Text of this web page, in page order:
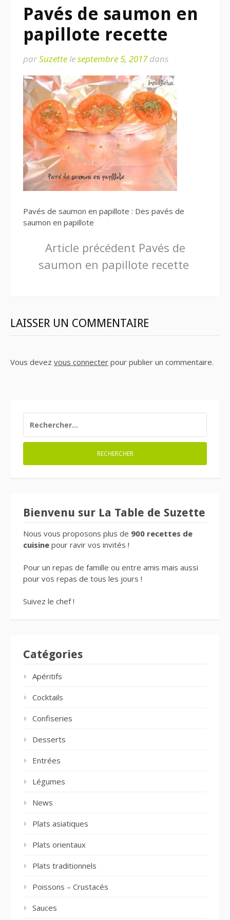
Pavés de saumon en
papillote recette
parSuzetteleseptembre 5, 2017dans
Pavés de saumon en papillote : Des pavés de
saumon en papillote
LireArticle précédent Pavés de
saumon en papillote recette
LAISSER UN COMMENTAIRE
Vous devez vous connecter pour publier un commentaire.
Bienvenu sur La Table de Suzette
Nous vous proposons plus de 900 recettes de
cuisine pour ravir vos invités !
Pour un repas de famille ou entre amis mais aussi
pour vos repas de tous les jours !
Suivez le chef !
Catégories
Apéritifs
Cocktails
Confiseries
Desserts
Entrées
Légumes
News
Plats asiatiques
Plats orientaux
Plats traditionnels
Poissons – Crustacés
Sauces